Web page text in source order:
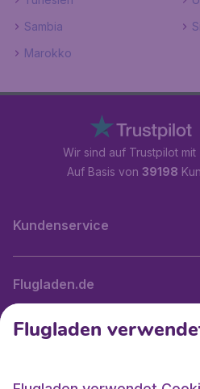
Sambia
Marokko
Wir sind auf Trustpilot mit
Auf Basis von 39198
Kundenservice
Flugladen.de
Internationale Webseiten
Flugladen